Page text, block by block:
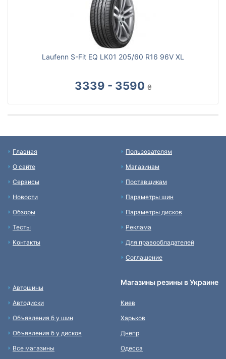
Laufenn S-Fit EQ LK01 205/60 R16 96V XL
3339 - 3590 ₴
Главная
О сайте
Сервисы
Новости
Обзоры
Тесты
Контакты
Пользователям
Магазинам
Поставщикам
Параметры шин
Параметры дисков
Реклама
Для правообладателей
Соглашение
Автошины
Автодиски
Объявления б у шин
Объявления б у дисков
Все магазины
Магазины резины в Украине
Киев
Харьков
Днепр
Одесса